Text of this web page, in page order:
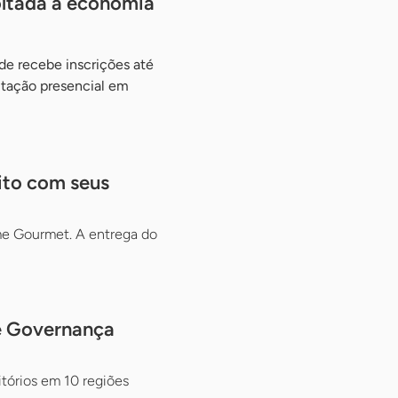
recebe inscrições até
presencial em
com seus
Gourmet. A entrega do
em 10 regiões